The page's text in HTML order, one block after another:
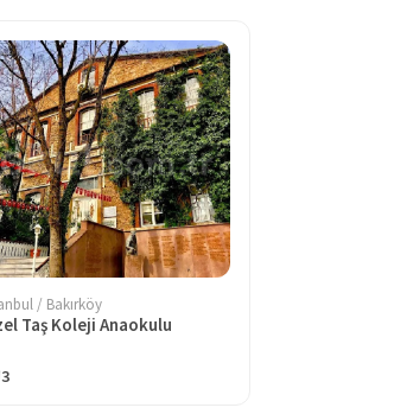
/ Bakırköy
Taş Koleji Anaokulu
3